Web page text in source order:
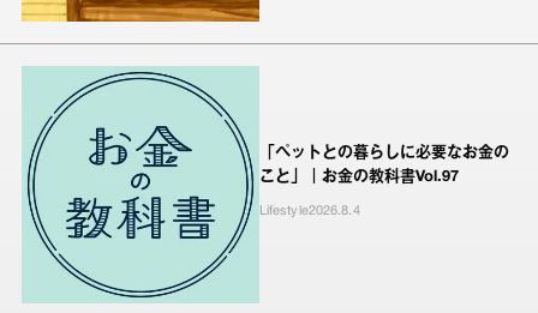
「ペットとの暮らしに必要なお金の
こと」｜お金の教科書Vol.97
Lifestyle2026.8.4